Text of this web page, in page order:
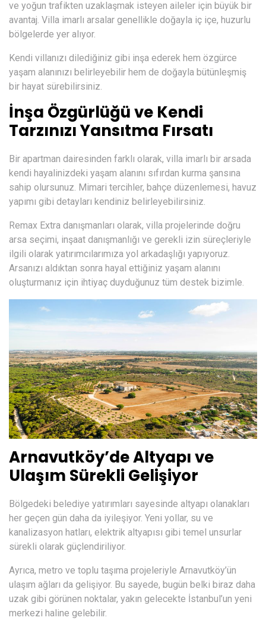
ve yoğun trafikten uzaklaşmak isteyen aileler için büyük bir
avantaj. Villa imarlı arsalar genellikle doğayla iç içe, huzurlu
bölgelerde yer alıyor.
Kendi villanızı dilediğiniz gibi inşa ederek hem özgürce
yaşam alanınızı belirleyebilir hem de doğayla bütünleşmiş
bir hayat sürebilirsiniz.
İnşa Özgürlüğü ve Kendi
Tarzınızı Yansıtma Fırsatı
Bir apartman dairesinden farklı olarak, villa imarlı bir arsada
kendi hayalinizdeki yaşam alanını sıfırdan kurma şansına
sahip olursunuz. Mimari tercihler, bahçe düzenlemesi, havuz
yapımı gibi detayları kendiniz belirleyebilirsiniz.
Remax Extra danışmanları olarak, villa projelerinde doğru
arsa seçimi, inşaat danışmanlığı ve gerekli izin süreçleriyle
ilgili olarak yatırımcılarımıza yol arkadaşlığı yapıyoruz.
Arsanızı aldıktan sonra hayal ettiğiniz yaşam alanını
oluşturmanız için ihtiyaç duyduğunuz tüm destek bizimle.
Arnavutköy’de Altyapı ve
Ulaşım Sürekli Gelişiyor
Bölgedeki belediye yatırımları sayesinde altyapı olanakları
her geçen gün daha da iyileşiyor. Yeni yollar, su ve
kanalizasyon hatları, elektrik altyapısı gibi temel unsurlar
sürekli olarak güçlendiriliyor.
Ayrıca, metro ve toplu taşıma projeleriyle Arnavutköy’ün
ulaşım ağları da gelişiyor. Bu sayede, bugün belki biraz daha
uzak gibi görünen noktalar, yakın gelecekte İstanbul’un yeni
merkezi haline gelebilir.